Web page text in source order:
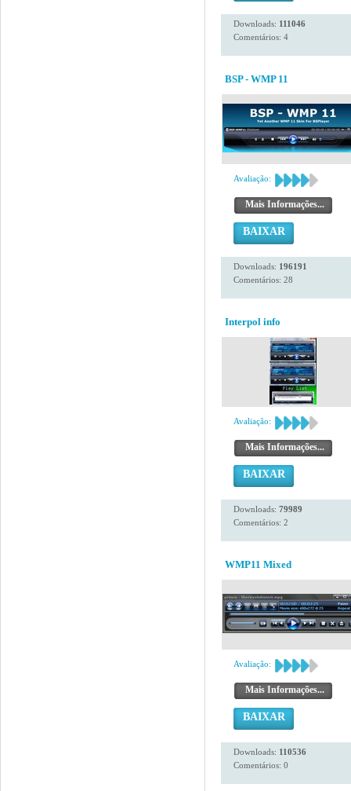
Downloads: 111046
Comentários: 4
BSP - WMP 11
Avaliação:
Mais Informações...
BAIXAR
Downloads: 196191
Comentários: 28
Interpol info
Avaliação:
Mais Informações...
BAIXAR
Downloads: 79989
Comentários: 2
WMP11 Mixed
Avaliação:
Mais Informações...
BAIXAR
Downloads: 110536
Comentários: 0